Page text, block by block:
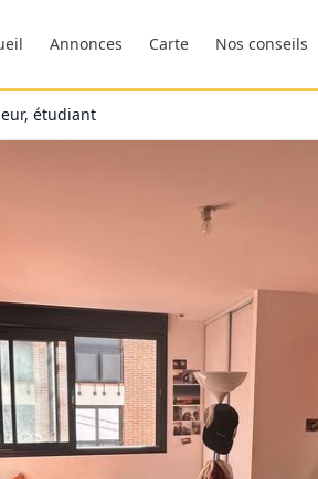
Annonces Carte Nos conseils
étudiant